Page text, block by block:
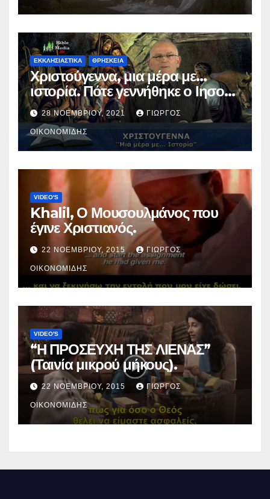
ΕΚΚΛΗΣΙΑΣΤΙΚΑ ΘΡΗΣΚΕΙΑ
Χριστούγεννα, μια μέρα με…
ιστορία. Πότε γεννήθηκε ο Ιησούς
Χριστός; (Βίντεο).
28 ΝΟΕΜΒΡΊΟΥ, 2021 ΓΙΏΡΓΟΣ
ΟΙΚΟΝΟΜΊΔΗΣ
VIDEO'S
Khalil, Ο Μουσουλμάνος που
έγινε Χριστιανός.
22 ΝΟΕΜΒΡΊΟΥ, 2015 ΓΙΏΡΓΟΣ
ΟΙΚΟΝΟΜΊΔΗΣ
VIDEO'S
“Η ΠΡΟΣΕΥΧΗ ΤΗΣ ΛΙΕΝΑΣ”
(Ταινία μικρού μήκους).
22 ΝΟΕΜΒΡΊΟΥ, 2015 ΓΙΏΡΓΟΣ
ΟΙΚΟΝΟΜΊΔΗΣ